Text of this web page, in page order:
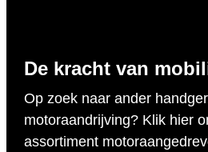
De kracht van
Op zoek naar ander
motoraandrijving? Klik hier
assortiment